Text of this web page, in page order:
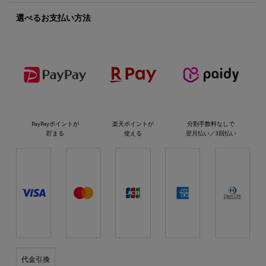
選べるお支払い方法
PayPayポイントが
貯まる
楽天ポイントが
使える
分割手数料なしで
翌月払い／3回払い
代金引換